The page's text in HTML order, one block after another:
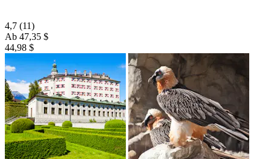
4,7 (11)
Ab 47,35 $
44,98 $